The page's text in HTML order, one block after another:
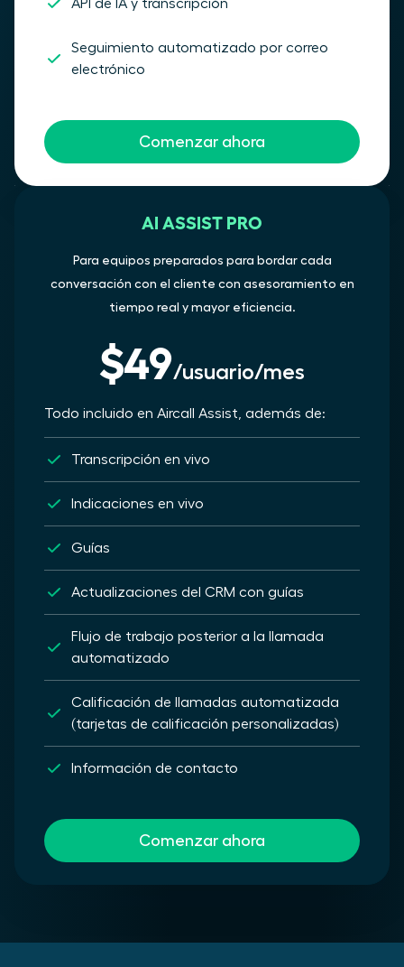
API de IA y transcripción
Seguimiento automatizado por correo
electrónico
Comenzar ahora
AI ASSIST PRO
Para equipos preparados para bordar cada
conversación con el cliente con asesoramiento en
tiempo real y mayor eficiencia.
$49/usuario/mes
Todo incluido en Aircall Assist, además de:
Transcripción en vivo
Indicaciones en vivo
Guías
Actualizaciones del CRM con guías
Flujo de trabajo posterior a la llamada
automatizado
Calificación de llamadas automatizada
(tarjetas de calificación personalizadas)
Información de contacto
Comenzar ahora